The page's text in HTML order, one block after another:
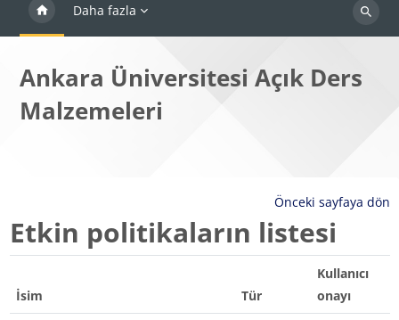
Daha fazla
Dersleri
Ankara Üniversitesi Açık Ders
Malzemeleri
Önceki sayfaya dön
Etkin politikaların listesi
İsim Tür
Kullanıcı
onayı